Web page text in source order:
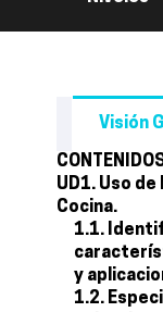
Visión
UD1. Uso
Cocina.
1.1.
y
1.2.